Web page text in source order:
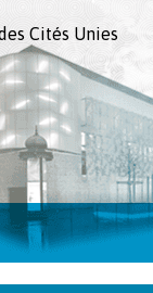
Cités Unies